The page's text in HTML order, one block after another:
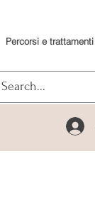
Percorsi e trattamenti